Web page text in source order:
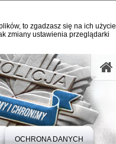
to zgadzasz się na ich użycie
zmiany ustawienia przeglądarki
OCHRONA DANYCH